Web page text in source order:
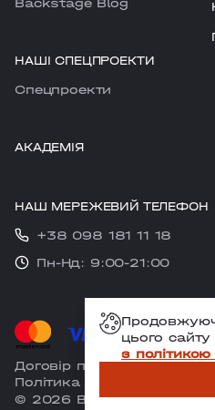
НАШІ СПЕЦПРОЕКТИ
Cпецпроекти
АКАДЕМІЯ
НАШ МЕРЕЖЕВИЙ ТЕЛЕФОН
+38 098 181 11 18
Пн-Нд: 9:00-21:00
Договір публічної оферти
Політика конфіденційності
© 2026 Backstage
цього
з